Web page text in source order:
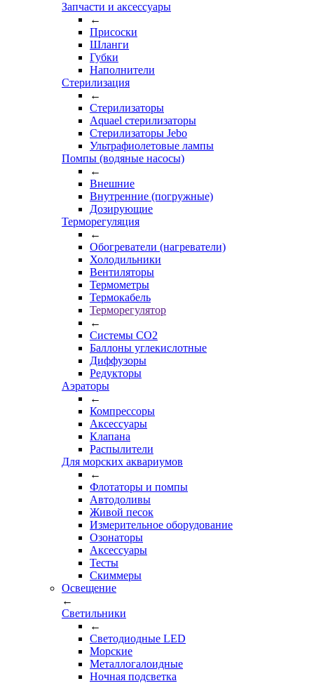
Запчасти и аксессуары
←
Присоски
Шланги
Губки
Наполнители
Стерилизация
←
Стерилизаторы
Aquael стерилизаторы
Стерилизаторы Jebo
Ультрафиолетовые лампы
Помпы (водяные насосы)
←
Внешние
Внутренние (погружные)
Дозирующие
Терморегуляция
←
Обогреватели (нагреватели)
Холодильники
Вентиляторы
Термометры
Термокабель
Терморегулятор
←
Системы CO2
Баллоны углекислотные
Диффузоры
Редукторы
Аэраторы
←
Компрессоры
Аксессуары
Клапана
Распылители
Для морских аквариумов
←
Флотаторы и помпы
Автодоливы
Живой песок
Измерительное оборудование
Озонаторы
Аксессуары
Тесты
Cкиммеры
Освещение
←
Светильники
←
Cветодиодные LED
Морские
Металлогалоидные
Ночная подсветка